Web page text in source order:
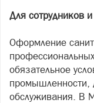
Для сотрудников
Оформление
обязательное
промышленности,
обслуживания. В